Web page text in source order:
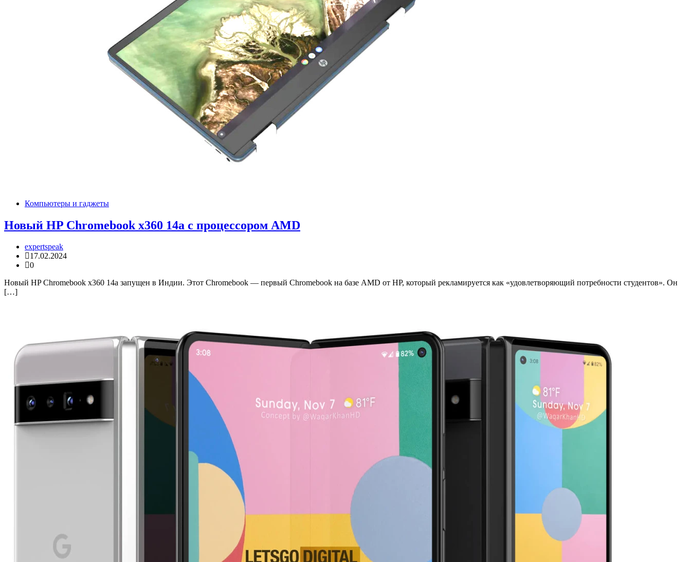
Компьютеры и гаджеты
Новый HP Chromebook x360 14a с процессором AMD
expertspeak
17.02.2024
0
Новый HP Chromebook x360 14a запущен в Индии. Этот Chromebook — первый Chromebook на базе AMD от HP, который рекламируется как «удовлетворяющий потребности студентов». Он
[…]